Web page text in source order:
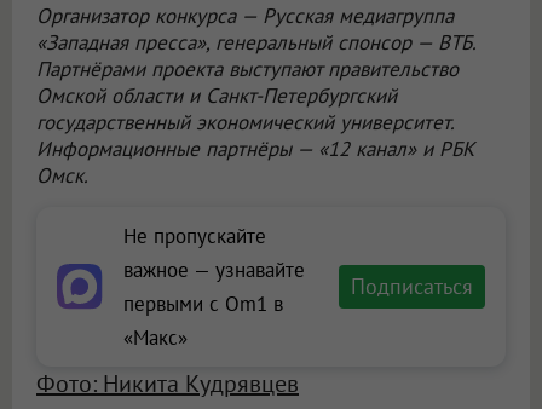
Организатор конкурса — Русская медиагруппа
«Западная пресса», генеральный спонсор — ВТБ.
Партнёрами проекта выступают правительство
Омской области и Санкт-Петербургский
государственный экономический университет.
Информационные партнёры — «12 канал» и РБК
Омск.
Не пропускайте
важное — узнавайте
первыми с Om1 в
«Макс»
Подписаться
Фото: Никита Кудрявцев